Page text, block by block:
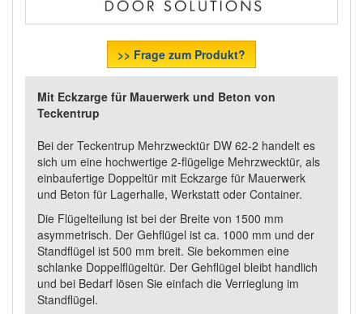
>> Frage zum Produkt?
Mit Eckzarge für Mauerwerk und Beton von
Teckentrup
Bei der Teckentrup Mehrzwecktür DW 62-2 handelt es
sich um eine hochwertige 2-flügelige Mehrzwecktür, als
einbaufertige Doppeltür mit Eckzarge für Mauerwerk
und Beton für Lagerhalle, Werkstatt oder Container.
Die Flügelteilung ist bei der Breite von 1500 mm
asymmetrisch. Der Gehflügel ist ca. 1000 mm und der
Standflügel ist 500 mm breit. Sie bekommen eine
schlanke Doppelflügeltür. Der Gehflügel bleibt handlich
und bei Bedarf lösen Sie einfach die Verrieglung im
Standflügel.